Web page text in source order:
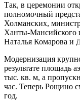
Так, в церемонии
полномочный
Холманских,
Ханты-Мансийского
Наталья Комарова и
Модернизация
результате площадь
тыс. кв. м, а
час. Теперь Рощино
год.